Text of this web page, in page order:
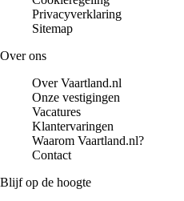
Privacyverklaring
Sitemap
Over ons
Over Vaartland.nl
Onze vestigingen
Vacatures
Klantervaringen
Waarom Vaartland.nl?
Contact
Blijf op de hoogte